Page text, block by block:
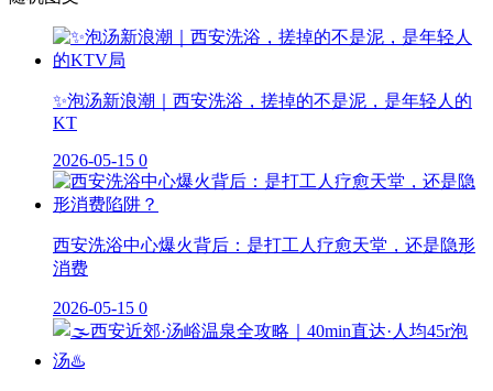
✨泡汤新浪潮｜西安洗浴，搓掉的不是泥，是年轻人的
KT
2026-05-15 0
西安洗浴中心爆火背后：是打工人疗愈天堂，还是隐形
消费
2026-05-15 0